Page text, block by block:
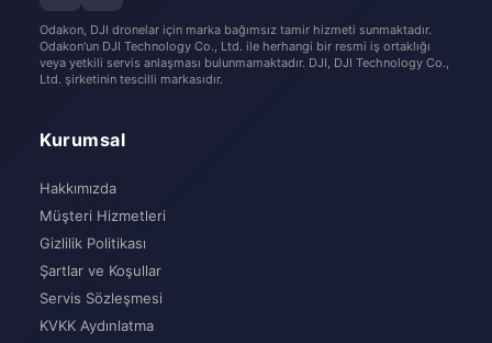
Odakon, DJI dronelar için marka bağımsız tamir hizmeti sunmaktadır.
Odakon'un DJI Technology Co., Ltd. ile herhangi bir resmi iş ortaklığı
veya yetkili servis anlaşması bulunmamaktadır. DJI, DJI Technology Co.,
Ltd. şirketinin tescilli markasıdır.
Kurumsal
Hakkımızda
Müşteri Hizmetleri
Gizlilik Politikası
Şartlar ve Koşullar
Servis Sözleşmesi
KVKK Aydınlatma